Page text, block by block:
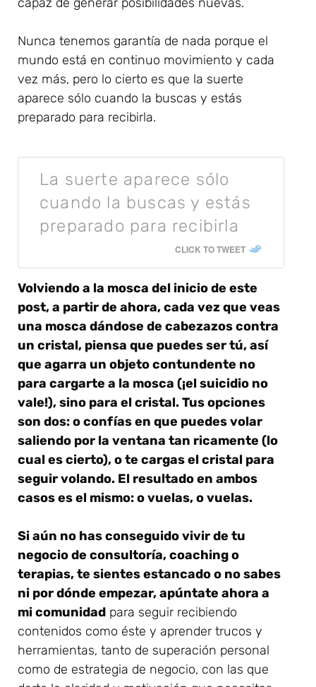
capaz de generar posibilidades nuevas.
Nunca tenemos garantía de nada porque el
mundo está en continuo movimiento y cada
vez más, pero lo cierto es que la suerte
aparece sólo cuando la buscas y estás
preparado para recibirla.
La suerte aparece sólo
cuando la buscas y estás
preparado para recibirla
CLICK TO TWEET
Volviendo a la mosca del inicio de este
post, a partir de ahora, cada vez que veas
una mosca dándose de cabezazos contra
un cristal, piensa que puedes ser tú, así
que agarra un objeto contundente no
para cargarte a la mosca (¡el suicidio no
vale!), sino para el cristal. Tus opciones
son dos: o confías en que puedes volar
saliendo por la ventana tan ricamente (lo
cual es cierto), o te cargas el cristal para
seguir volando. El resultado en ambos
casos es el mismo: o vuelas, o vuelas.
Si aún no has conseguido vivir de tu
negocio de consultoría, coaching o
terapias, te sientes estancado o no sabes
ni por dónde empezar, apúntate ahora a
mi comunidad para seguir recibiendo
contenidos como éste y aprender trucos y
herramientas, tanto de superación personal
como de estrategia de negocio, con las que